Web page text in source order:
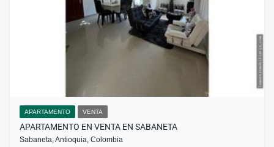
APARTAMENTO VENTA
APARTAMENTO EN VENTA EN SABANETA
Sabaneta, Antioquia, Colombia